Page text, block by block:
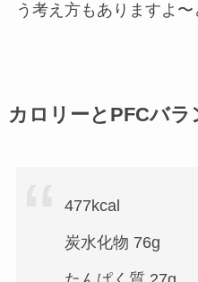
う考え方もありますよ〜
カロリーとPFCバラ
477kcal
炭水化物 76g